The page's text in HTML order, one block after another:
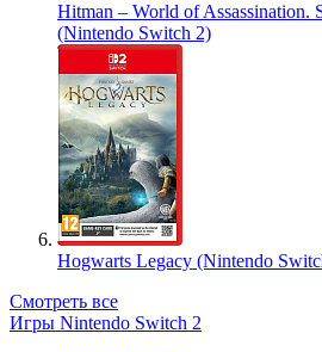
Hitman – World of Assassination.
(Nintendo Switch 2)
Hogwarts Legacy (Nintendo
Смотреть все
Игры Nintendo Switch 2